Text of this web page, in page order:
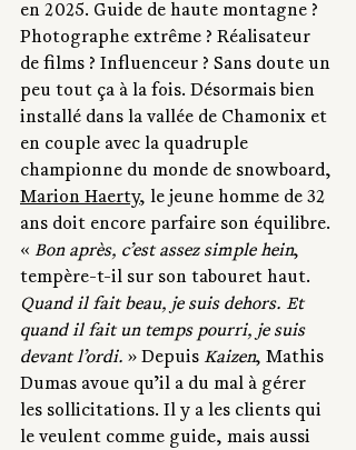
en 2025. Guide de haute montagne ?
Photographe extrême ? Réalisateur
de films ? Influenceur ? Sans doute un
peu tout ça à la fois. Désormais bien
installé dans la vallée de Chamonix et
en couple avec la quadruple
championne du monde de snowboard,
Marion Haerty, le jeune homme de 32
ans doit encore parfaire son équilibre.
« Bon après, c’est assez simple hein,
tempère-t-il sur son tabouret haut.
Quand il fait beau, je suis dehors. Et
quand il fait un temps pourri, je suis
devant l’ordi. » Depuis Kaizen, Mathis
Dumas avoue qu’il a du mal à gérer
les sollicitations. Il y a les clients qui
le veulent comme guide, mais aussi